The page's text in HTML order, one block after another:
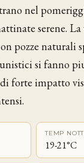
nel
serene. La
pozze naturali
si fanno
forte impatto
TEMP
19-21°C